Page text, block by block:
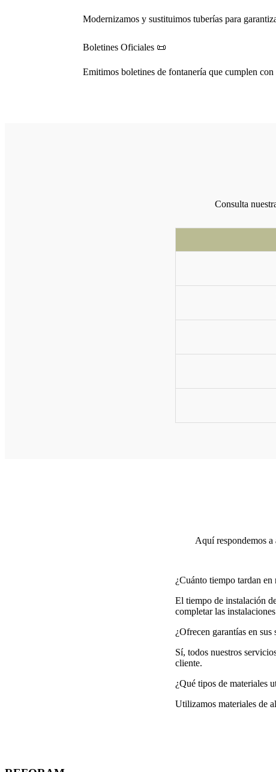
Modernizamos y sustituimos tuberías para
Boletines Oficiales 📜
Emitimos boletines de fontanería que cumplen
Consulta
Aquí respondemos a
¿Cuánto tiempo tardan
El tiempo de instalación
completar las
¿Ofrecen garantías en sus
Sí, todos nuestros
cliente.
¿Qué tipos de materiales
Utilizamos materiales de